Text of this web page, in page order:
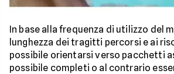
In base alla frequenza di utilizzo del
lunghezza dei tragitti percorsi e ai
possibile orientarsi verso pacchetti
possibile completi o al contrario